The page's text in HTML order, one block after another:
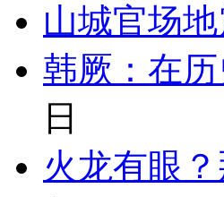
山城官场
韩厥：在
日
火龙有眼